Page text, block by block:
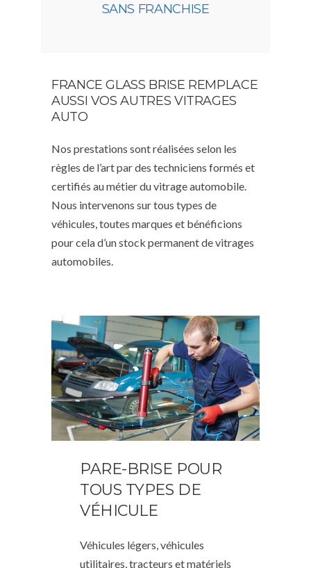
SANS FRANCHISE
FRANCE GLASS BRISE REMPLACE
AUSSI VOS AUTRES VITRAGES
AUTO
Nos prestations sont réalisées selon les
règles de l’art par des techniciens formés et
certifiés au métier du vitrage automobile.
Nous intervenons sur tous types de
véhicules, toutes marques et bénéficions
pour cela d’un stock permanent de vitrages
automobiles.
PARE-BRISE POUR
TOUS TYPES DE
VÉHICULE
Véhicules légers, véhicules
utilitaires, tracteurs et matériels